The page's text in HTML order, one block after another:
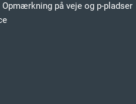
Opmærkning på veje og p-pladser